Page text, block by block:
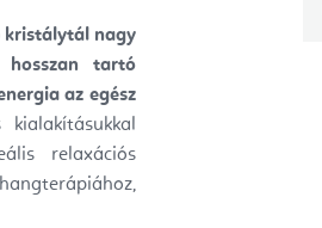
kristálytál nagy
hosszan tartó
az egész
relaxációs